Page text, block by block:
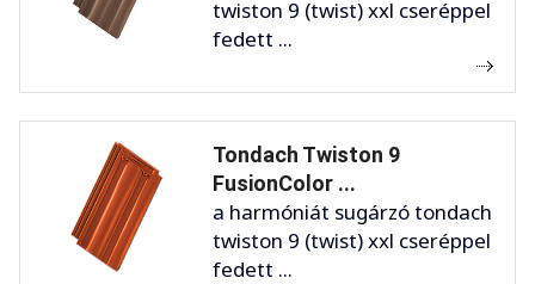
twiston 9 (twist) xxl cseréppel
fedett ...
Tondach Twiston 9
FusionColor ...
a harmóniát sugárzó tondach
twiston 9 (twist) xxl cseréppel
fedett ...